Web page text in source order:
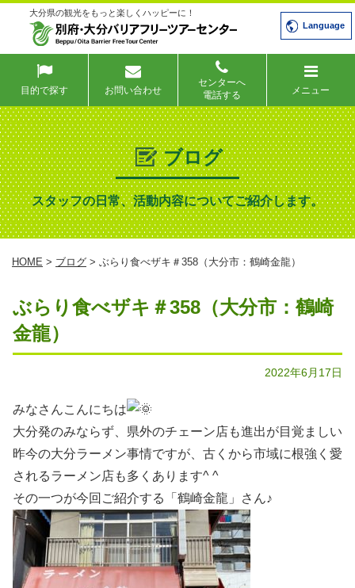
大分県の観光をもっと楽しくハッピーに！
Language
目的で探す お問い合わせ
センターへ
電話する
メニュー
ブログ
スタッフの日常、活動内容についてご紹介します。
HOME > ブログ > ぶらり食べザキ＃358（大分市：鶴崎金龍）
ぶらり食べザキ＃358（大分市：鶴崎
金龍）
2022年6月17日
みなさんこんにちは
大分発のみならず、県外のチェーン店も進出が目覚ましい
昨今の大分ラーメン事情ですが、古くから市域に根強く愛
されるラーメン店も多くあります^ ^
その一つが今回ご紹介する「鶴崎金龍」さん♪